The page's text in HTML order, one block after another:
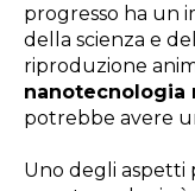
progresso ha un
della scienza e
riproduzione
nanotecnologia
potrebbe avere
Uno degli aspetti